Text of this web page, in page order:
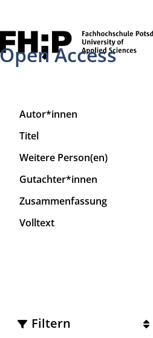
Open Access
Autor*innen
Titel
Weitere Person(en)
Gutachter*innen
Zusammenfassung
Volltext
Filtern